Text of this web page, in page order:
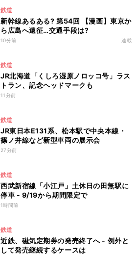
鉄道
新幹線あるある? 第54回 【漫画】東京か
ら広島へ遠征…交通手段は?
10分前 連載
鉄道
JR北海道「くしろ湿原ノロッコ号」ラス
トラン、記念ヘッドマークも
11分前
鉄道
JR東日本E131系、松本駅で中央本線・
篠ノ井線など新型車両の展示会
27分前
鉄道
西武新宿線「小江戸」土休日の田無駅に
停車 - 9/19から期間限定で
1時間前
鉄道
近鉄、磁気定期券の発売終了へ - 例外と
して発売継続するケースは